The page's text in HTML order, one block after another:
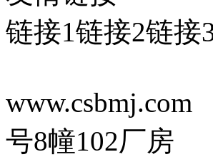
链接1链接2链接
号8幢102厂